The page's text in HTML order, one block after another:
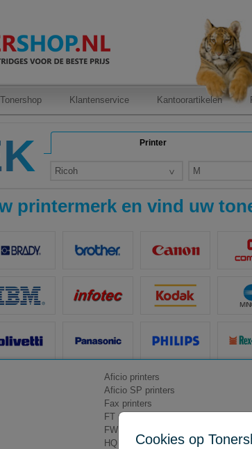
Klantenservice Kantoorartikelen
Printer
Ricoh M
printermerk en vind uw
Aficio printers
Aficio SP printers
Fax printers
FT printers
FW printers
HQ printersCookies op